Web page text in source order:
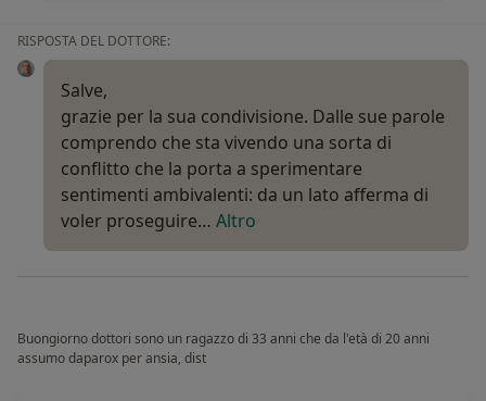
RISPOSTA DEL DOTTORE:
Salve,
grazie per la sua condivisione. Dalle sue parole
comprendo che sta vivendo una sorta di
conflitto che la porta a sperimentare
sentimenti ambivalenti: da un lato afferma di
voler proseguire… Altro
Buongiorno dottori sono un ragazzo di 33 anni che da l'età di 20 anni
assumo daparox per ansia, dist